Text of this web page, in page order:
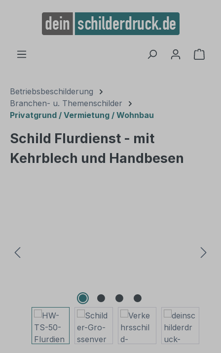
springen
Betriebsbeschilderung
Branchen- u. Themenschilder
Privatgrund / Vermietung / Wohnbau
Schild Flurdienst - mit
Kehrblech und Handbesen